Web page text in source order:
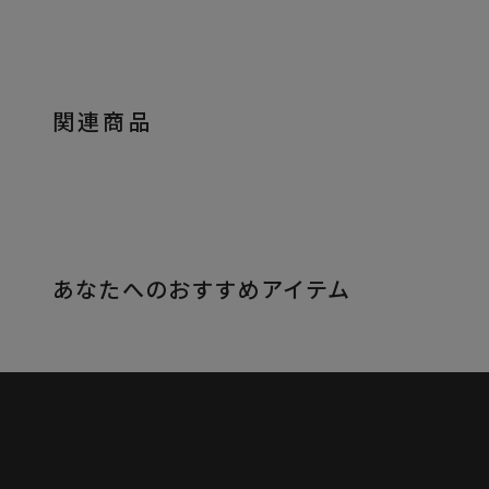
関連商品
あなたへのおすすめアイテム